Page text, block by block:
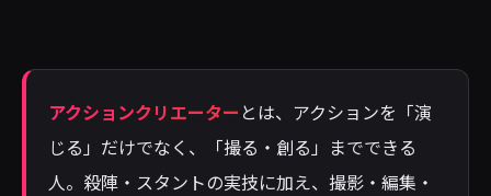
アクションクリエーター とは、アクションを「演
じる」だけでなく、「撮る・創る」までできる
人。殺陣・スタントの実技に加え、撮影・編集・